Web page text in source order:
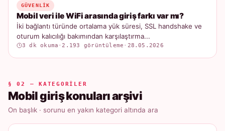
GÜVENLIK
Mobil veri ile WiFi arasında giriş farkı var mı?
İki bağlantı türünde ortalama yük süresi, SSL handshake ve
oturum kalıcılığı bakımından karşılaştırma...
3 dk okuma ·2.193 görüntüleme · 28.05.2026
§ 02 — KATEGORILER
Mobil giriş konuları arşivi
On başlık · sorunu en yakın kategori altında ara